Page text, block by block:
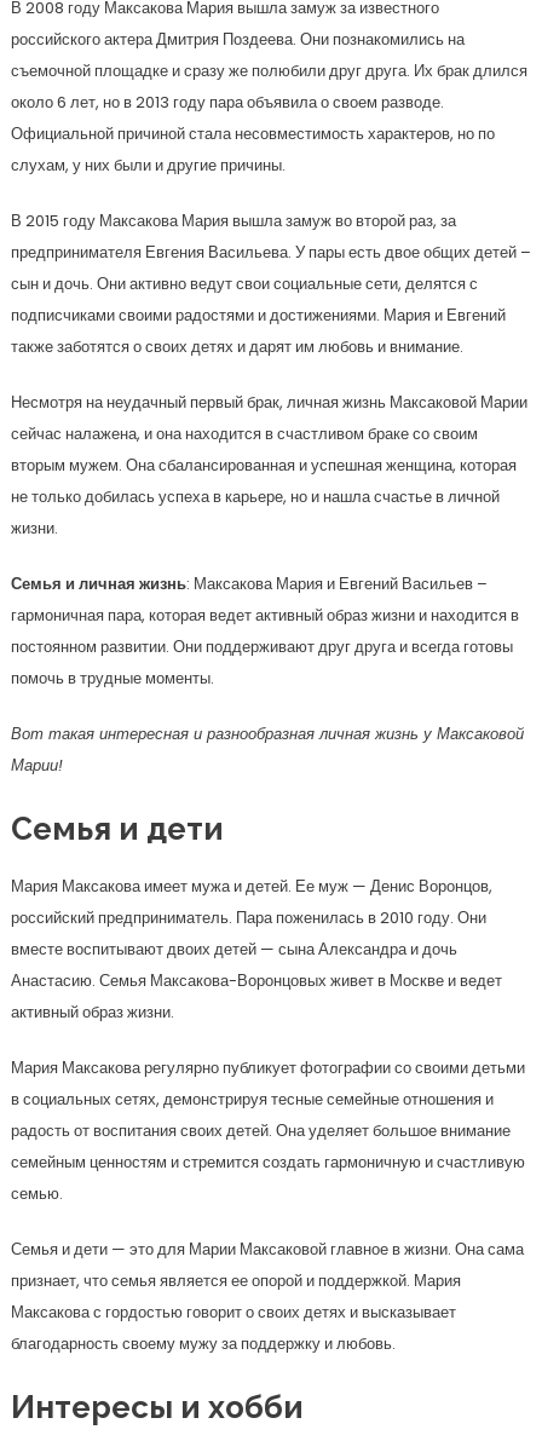
В 2008 году Максакова Мария вышла замуж за известного
российского актера Дмитрия Поздеева. Они познакомились на
съемочной площадке и сразу же полюбили друг друга. Их брак длился
около 6 лет, но в 2013 году пара объявила о своем разводе.
Официальной причиной стала несовместимость характеров, но по
слухам, у них были и другие причины.
В 2015 году Максакова Мария вышла замуж во второй раз, за
предпринимателя Евгения Васильева. У пары есть двое общих детей –
сын и дочь. Они активно ведут свои социальные сети, делятся с
подписчиками своими радостями и достижениями. Мария и Евгений
также заботятся о своих детях и дарят им любовь и внимание.
Несмотря на неудачный первый брак, личная жизнь Максаковой Марии
сейчас налажена, и она находится в счастливом браке со своим
вторым мужем. Она сбалансированная и успешная женщина, которая
не только добилась успеха в карьере, но и нашла счастье в личной
жизни.
Семья и личная жизнь: Максакова Мария и Евгений Васильев –
гармоничная пара, которая ведет активный образ жизни и находится в
постоянном развитии. Они поддерживают друг друга и всегда готовы
помочь в трудные моменты.
Вот такая интересная и разнообразная личная жизнь у Максаковой
Марии!
Семья и дети
Мария Максакова имеет мужа и детей. Ее муж — Денис Воронцов,
российский предприниматель. Пара поженилась в 2010 году. Они
вместе воспитывают двоих детей — сына Александра и дочь
Анастасию. Семья Максакова-Воронцовых живет в Москве и ведет
активный образ жизни.
Мария Максакова регулярно публикует фотографии со своими детьми
в социальных сетях, демонстрируя тесные семейные отношения и
радость от воспитания своих детей. Она уделяет большое внимание
семейным ценностям и стремится создать гармоничную и счастливую
семью.
Семья и дети — это для Марии Максаковой главное в жизни. Она сама
признает, что семья является ее опорой и поддержкой. Мария
Максакова с гордостью говорит о своих детях и высказывает
благодарность своему мужу за поддержку и любовь.
Интересы и хобби